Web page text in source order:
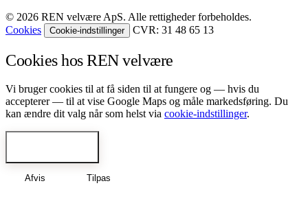
© 2026 REN velvære ApS. Alle rettigheder forbeholdes.
Cookies
Cookie-indstillinger CVR: 31 48 65 13
Cookies hos REN velvære
Vi bruger cookies til at få siden til at fungere og — hvis du
accepterer — til at vise Google Maps og måle markedsføring. Du
kan ændre dit valg når som helst via cookie-indstillinger.
Afvis Tilpas